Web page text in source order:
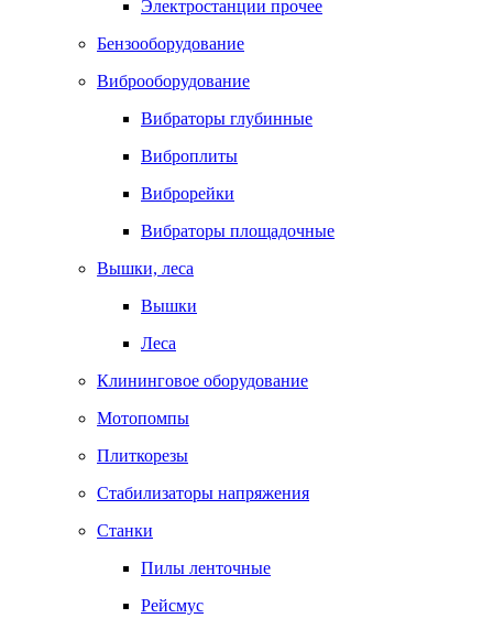
Электростанции прочее
Бензооборудование
Виброоборудование
Вибраторы глубинные
Виброплиты
Виброрейки
Вибраторы площадочные
Вышки, леса
Вышки
Леса
Клининговое оборудование
Мотопомпы
Плиткорезы
Стабилизаторы напряжения
Станки
Пилы ленточные
Рейсмус